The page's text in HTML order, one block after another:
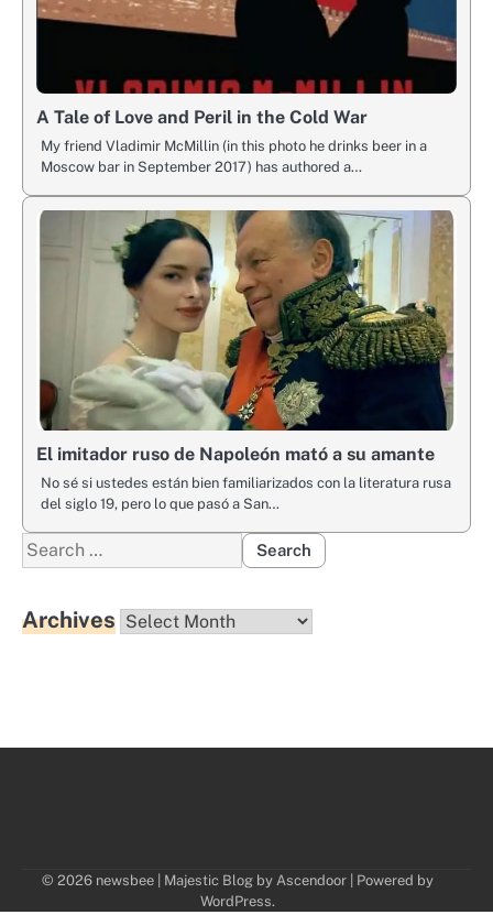
A Tale of Love and Peril in the Cold War
My friend Vladimir McMillin (in this photo he drinks beer in a
Moscow bar in September 2017) has authored a…
El imitador ruso de Napoleón mató a su amante
No sé si ustedes están bien familiarizados con la literatura rusa
del siglo 19, pero lo que pasó a San…
Search
for:
Archives Archives
© 2026 newsbee | Majestic Blog by Ascendoor | Powered by
WordPress.